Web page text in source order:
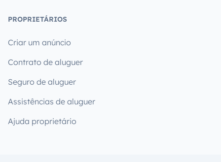
PROPRIETÁRIOS
Criar um anúncio
Contrato de aluguer
Seguro de aluguer
Assistências de aluguer
Ajuda proprietário